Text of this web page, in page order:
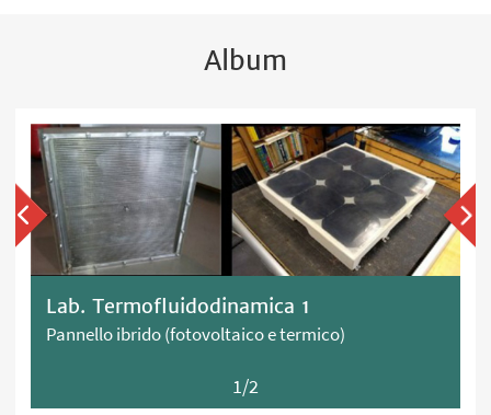
Album
Lab. Termofluidodinamica 1
Pannello ibrido (fotovoltaico e termico)
1/2